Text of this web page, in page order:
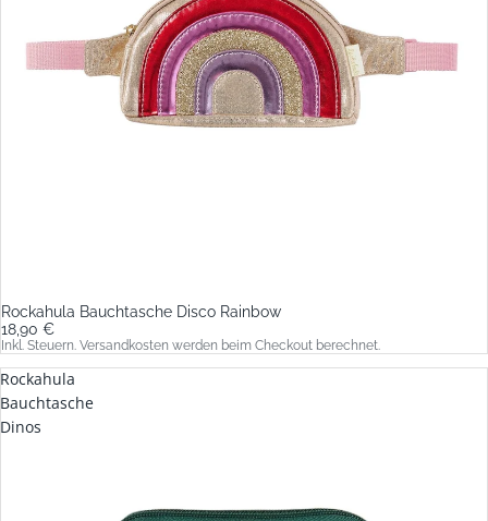
Rockahula Bauchtasche Disco Rainbow
18,90 €
Inkl. Steuern. Versandkosten werden beim Checkout berechnet.
Rockahula
Bauchtasche
Dinos